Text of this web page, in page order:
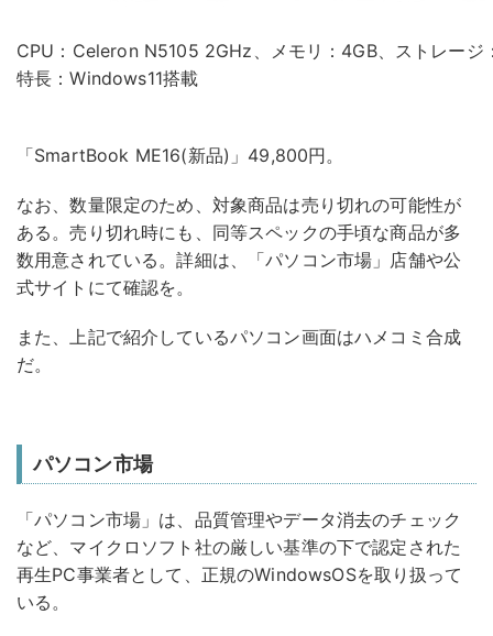
CPU：Celeron N5105 2GHz、メモリ：4GB、ストレージ
特長：Windows11搭載
「SmartBook ME16(新品)」49,800円。
なお、数量限定のため、対象商品は売り切れの可能性が
ある。売り切れ時にも、同等スペックの手頃な商品が多
数用意されている。詳細は、「パソコン市場」店舗や公
式サイトにて確認を。
また、上記で紹介しているパソコン画面はハメコミ合成
だ。
パソコン市場
「パソコン市場」は、品質管理やデータ消去のチェック
など、マイクロソフト社の厳しい基準の下で認定された
再生PC事業者として、正規のWindowsOSを取り扱って
いる。